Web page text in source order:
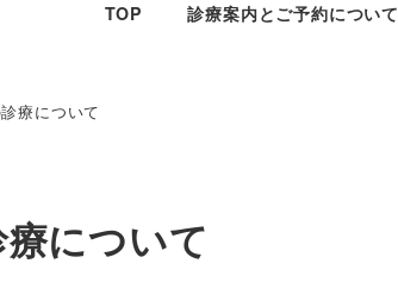
TOP 診療案内とご予約について
療について
について